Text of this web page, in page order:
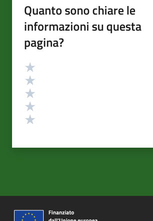
Quanto sono chiare le
informazioni su questa
pagina?
Valutazione